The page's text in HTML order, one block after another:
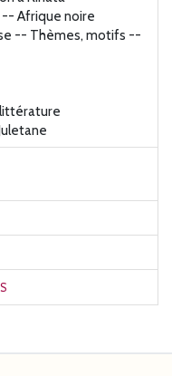
Afrique noire
-- Thèmes, motifs --